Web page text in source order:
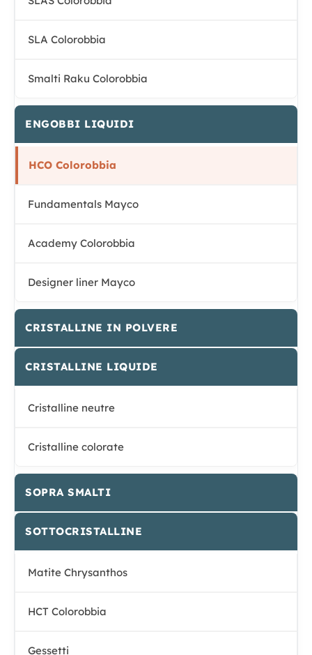
SLA Colorobbia
Smalti Raku Colorobbia
ENGOBBI LIQUIDI
HCO Colorobbia
Fundamentals Mayco
Academy Colorobbia
Designer liner Mayco
CRISTALLINE IN POLVERE
CRISTALLINE LIQUIDE
Cristalline neutre
Cristalline colorate
SOPRA SMALTI
SOTTOCRISTALLINE
Matite Chrysanthos
HCT Colorobbia
Gessetti